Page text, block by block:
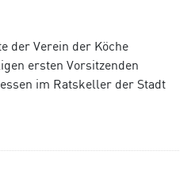
der Verein der Köche
ersten Vorsitzenden
im Ratskeller der Stadt